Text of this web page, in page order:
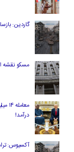
گاردین:
مسکو نقشه
درآمد!
آکسیوس: ترامپ